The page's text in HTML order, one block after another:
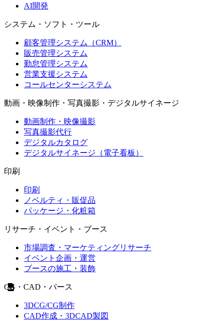
AI開発
システム・ソフト・ツール
顧客管理システム（CRM）
販売管理システム
勤怠管理システム
営業支援システム
コールセンターシステム
動画・映像制作・写真撮影・デジタルサイネージ
動画制作・映像撮影
写真撮影代行
デジタルカタログ
デジタルサイネージ（電子看板）
印刷
印刷
ノベルティ・販促品
パッケージ・化粧箱
リサーチ・イベント・ブース
市場調査・マーケティングリサーチ
イベント企画・運営
ブースの施工・装飾
CG・CAD・パース
3DCG/CG制作
CAD作成・3DCAD製図